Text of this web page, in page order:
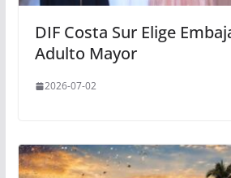
DIF Costa Sur Elige
Adulto Mayor
2026-07-02